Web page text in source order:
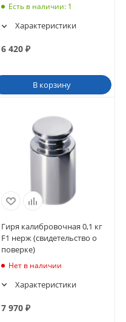
Есть в наличии: 1
Характеристики
6 420₽
В корзину
Гиря калибровочная 0,1 кг
F1 нерж (свидетельство о
поверке)
Нет в наличии
Характеристики
7 970₽